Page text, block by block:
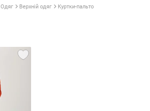
Одяг Верхній одяг Куртки-пальто